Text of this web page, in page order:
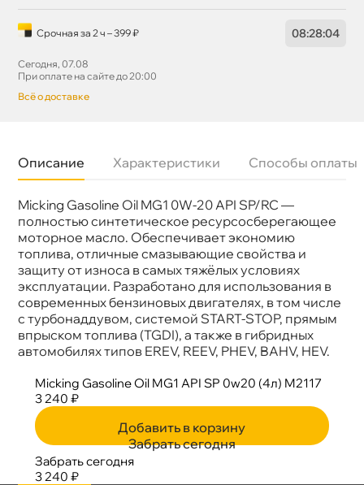
Срочная за 2 ч – 399 ₽ 08:28:04
Сегодня, 07.08
При оплате на сайте до 20:00
сё о доставке
Описание Характеристики Способы оплаты
Micking Gasoline Oil MG1 0W-20 API SP/RC —
полностью синтетическое ресурсосберегающее
моторное масло. Обеспечивает экономию
топлива, отличные смазывающие свойства и
защиту от износа в самых тяжёлых условиях
эксплуатации. Разработано для использования
современных бензиновых двигателях, в том числе
с турбонаддувом, системой START-STOP, прямым
прыском топлива (TGDI), а также в гибридных
автомобилях типов EREV, REEV, PHEV, BAHV, HEV.
язкость
0W-20
Тип масла
Синтетика
Объем
4л
Артикул
M2117
Применение
Двигатель
Micking Gasoline Oil MG1 API SP 0w20 (4л) M2117
3 240 ₽
Добавить в корзину
Забрать сегодня
Забрать сегодня
3 240 ₽